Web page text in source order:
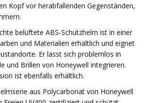
Kopf vor herabfallenden Gegenständen,
belüftete ABS-Schutzhelm ist in einer
und Materialien erhältlich und eignet
Er lässt sich problemlos in
und Brillen von Honeywell integrieren.
ist ebenfalls erhältlich.
aus Polycarbonat von Honeywell